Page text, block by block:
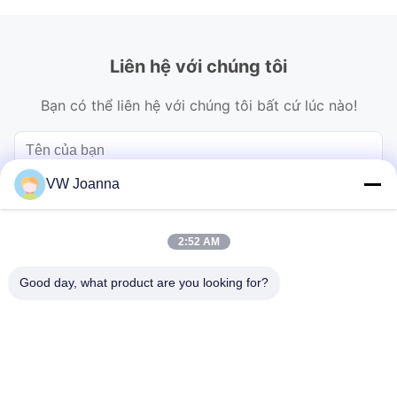
Liên hệ với chúng tôi
Bạn có thể liên hệ với chúng tôi bất cứ lúc nào!
VW Joanna
2:52 AM
Good day, what product are you looking for?